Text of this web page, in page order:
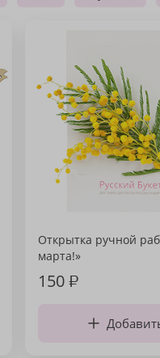
Открытка ручной
марта!»
150₽